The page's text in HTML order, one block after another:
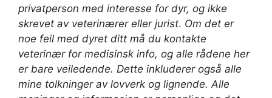
privatperson med interesse for dyr, og ikke
skrevet av veterinærereller jurist. Om det er
noe feil med dyret ditt må du kontakte
veterinær for medisinsk info, og alle rådene her
er bare veiledende. Dette inkluderer også alle
mine tolkninger av lovverk og lignende. Alle